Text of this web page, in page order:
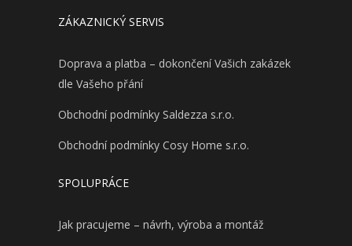
ZÁKAZNICKÝ SERVIS
Doprava a platba – dokončení Vašich zakázek
dle Vašeho přání
Obchodní podmínky Saldezza s.r.o.
Obchodní podmínky Cosy Home s.r.o.
SPOLUPRÁCE
Jak pracujeme – návrh, výroba a montáž